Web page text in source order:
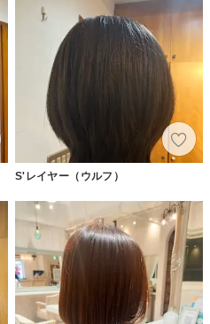
S'レイヤー（ウルフ）